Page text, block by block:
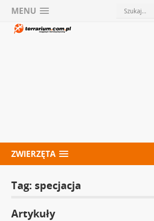
MENU
ZWIERZĘTA
Tag: specjacja
Artykuły